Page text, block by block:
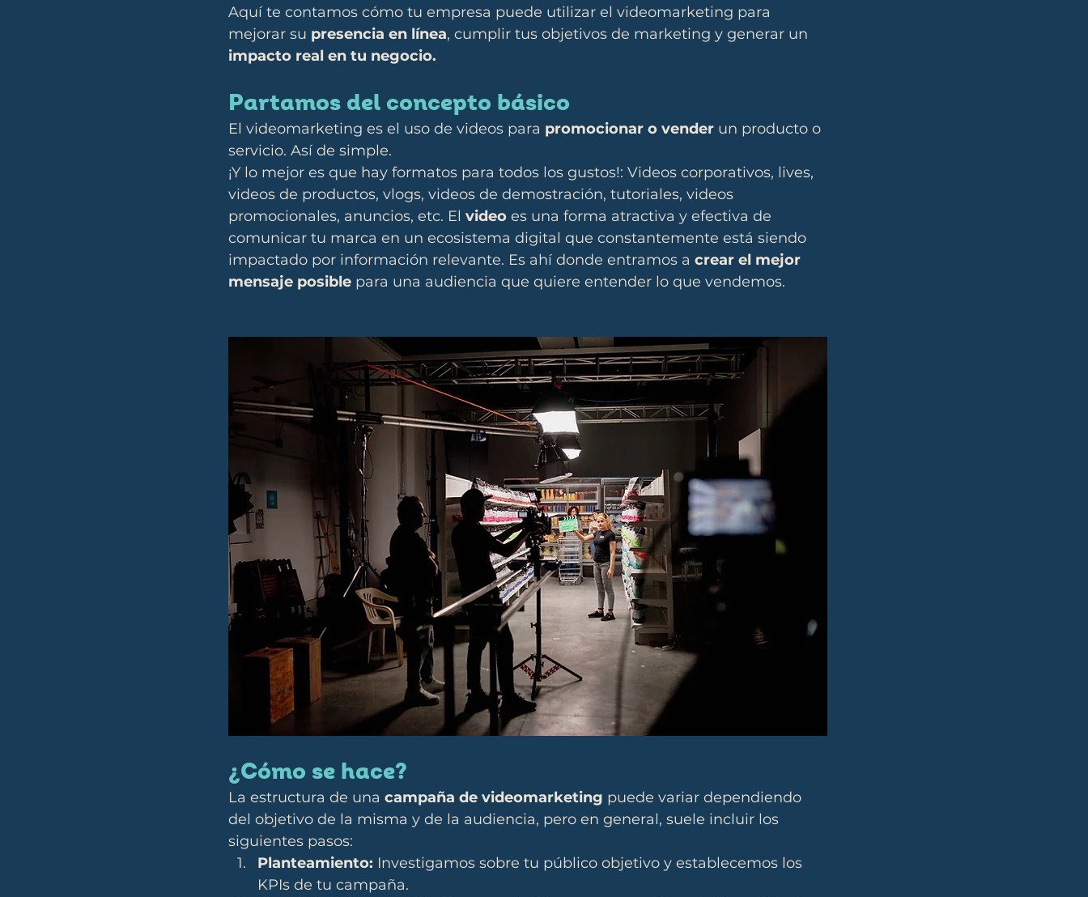
Aquí te contamos cómo tu empresa puede utilizar el videomarketing para
mejorar su presencia en línea, cumplir tus objetivos de marketing y generar un
impacto real en tu negocio.
Partamos del concepto básico
El videomarketing es el uso de videos para promocionar o vender un producto o
servicio. Así de simple.
¡Y lo mejor es que hay formatos para todos los gustos!: Videos corporativos, lives,
videos de productos, vlogs, videos de demostración, tutoriales, videos
promocionales, anuncios, etc. El video es una forma atractiva y efectiva de
comunicar tu marca en un ecosistema digital que constantemente está siendo
impactado por información relevante. Es ahí donde entramos a crear el mejor
mensaje posible para una audiencia que quiere entender lo que vendemos.
¿Cómo se hace?
La estructura de una campaña de videomarketing puede variar dependiendo
del objetivo de la misma y de la audiencia, pero en general, suele incluir los
siguientes pasos:
Planteamiento: Investigamos sobre tu público objetivo y establecemos los
KPIs de tu campaña.